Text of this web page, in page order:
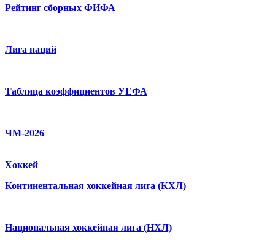
Рейтинг сборных ФИФА
Лига наций
Таблица коэффициентов УЕФА
ЧМ-2026
Хоккей
Континентальная хоккейная лига (КХЛ)
Национальная хоккейная лига (НХЛ)